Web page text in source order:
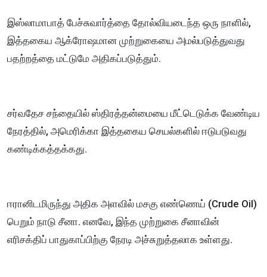
இஸ்லாமாபாத் பேச்சுவார்த்தை தோல்வியடைந்த ஒரு நாளில்,
இத்தகைய ஆக்ரோஷமான முற்றுகையை அமல்படுத்துவது
பதற்றத்தை மட்டுமே அதிகப்படுத்தும்.
சர்வதேச சந்தையில் ஸ்திரத்தன்மையை மீட்டெடுக்க வேண்டிய
நேரத்தில், அமெரிக்கா இத்தகைய செயல்களில் ஈடுபடுவது
கண்டிக்கத்தக்கது.
ஈரானிடமிருந்து அதிக அளவில் மசகு எண்ணெய் (Crude Oil)
பெறும் நாடு சீனா. எனவே, இந்த முற்றுகை சீனாவின்
எரிசக்திப் பாதுகாப்பிற்கு நேரடி அச்சுறுத்தலாக உள்ளது.